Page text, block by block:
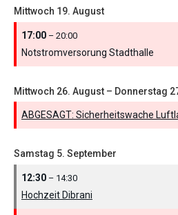
Mittwoch 19. August
17:00 – 20:00
Notstromversorung Stadthalle
Mittwoch 26. August – Donnerstag
ABGESAGT: Sicherheitswache
Samstag 5. September
12:30 – 14:30
Hochzeit Dibrani